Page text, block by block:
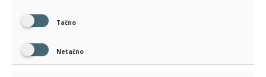
Tačno
Netačno